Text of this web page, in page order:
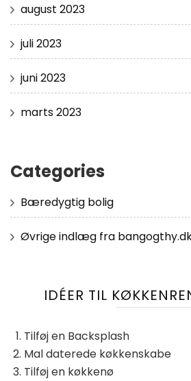
august 2023
juli 2023
juni 2023
marts 2023
Categories
Bæredygtig bolig
Øvrige indlæg fra
IDÉER TIL
Tilføj en Backsplash
Mal daterede køkkenskabe
Tilføj en køkkenø